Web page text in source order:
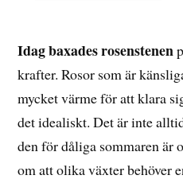
2016
Idag baxades rosenstenen
krafter. Rosor som är
mycket värme för att klara
det idealiskt. Det är inte
den för dåliga sommaren är
om att olika växter behöver